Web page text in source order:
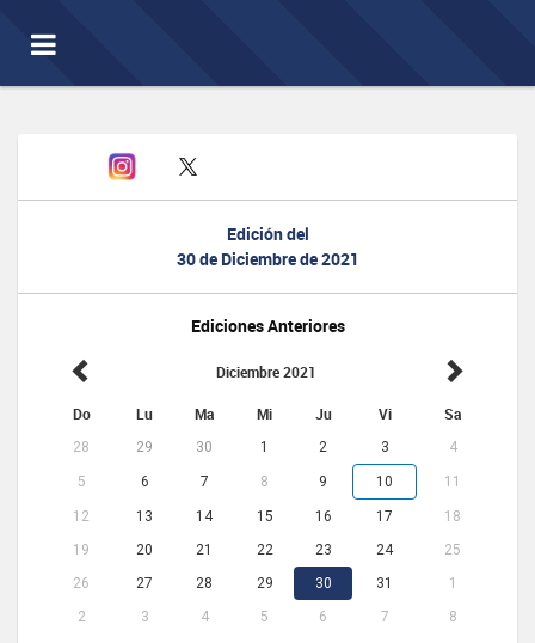
Toggle
navigation
Edición del
30 de Diciembre de 2021
Ediciones Anteriores
Diciembre 2021
Do Lu Ma Mi Ju Vi Sa
28 29 30 1 2 3 4
5 6 7 8 9 10 11
12 13 14 15 16 17
18
19
20 21 22 23 24
25
26
27 28 29 30 31
1
2
3 4 5 6 7 8